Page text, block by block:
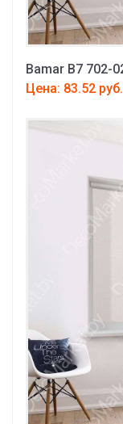
Bamar B7 702-
Цена: 83.52 руб.